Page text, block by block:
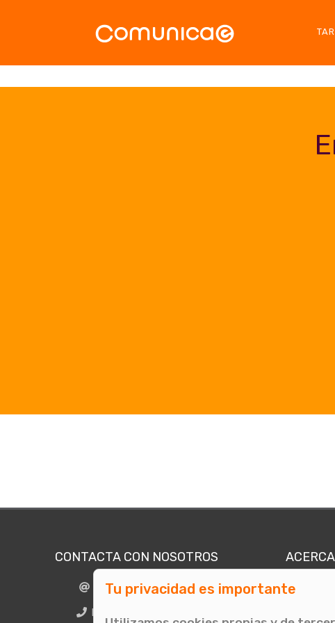
CONTACTA CON NOSOTROS
info@comunicae.com
BCN + 34 931 702 774
Quiénes
Tu privacidad es importante